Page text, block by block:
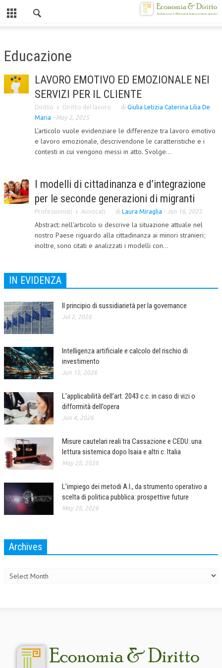
CHI SIAMO
MISSION
ATTO COSTITUTIVO E STATUTO
OBIETTIVI
DIREZIONE SCIENTIFICA
CORSI CE.S.E.D.
DIVENTA SOCIO
LA RIVISTA
LA RIVISTA
COMITATO SCIENTIFICO
COMITATO EDITORIALE
PEER REVIEW
CODICE ETICO
AUTORI
COLLABORA CON NOI
ECONOMIA
CORPORATE SOCIAL RESPONSIBILITY
HUMAN RESOURCES
RISORSE UMANE
SVILUPPO SOSTENIBILE
Educazione
LAVORO EMOTIVO ED EMOZIONALE NEI
SERVIZI PER IL CLIENTE
Diritto Diritto del lavoro di Giulia Letizia Caterina Lilia De
Maria - May 2, 2025
L’articolo vuole evidenziare le differenze tra lavoro emotivo
e lavoro emozionale, descrivendone le caratteristiche e i
contesti in cui vengono messi in atto. Svolge...
I modelli di cittadinanza e d’integrazione
per le seconde generazioni di migranti
Professionisti Avvocati di Laura Miraglia - Jan 16, 2025
Abstract: nell'articolo si descrive la situazione attuale nel
nostro Paese riguardo alla cittadinanza ai minori stranieri;
inoltre, sono citati e analizzati i modelli con...
IN EVIDENZA
Il principio di sussidiarietà per la governance
Jul 2, 2026
Intelligenza artificiale e calcolo del rischio di
investimento
Jun 15, 2026
L’applicabilità dell’art. 2043 c.c. in caso di vizi o
difformità dell’opera
Jun 4, 2026
Misure cautelari reali tra Cassazione e CEDU: una
lettura sistemica dopo Isaia e altri c. Italia
May 28, 2026
L’impiego dei metodi A.I., da strumento operativo a
scelta di politica pubblica: prospettive future
May 28, 2026
Archives